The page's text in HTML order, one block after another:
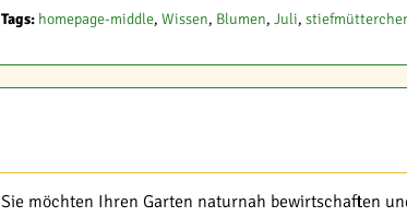
Tags: homepage-middle, Wissen, Blumen, Juli,
Sie möchten Ihren Garten naturnah bewirtschaften